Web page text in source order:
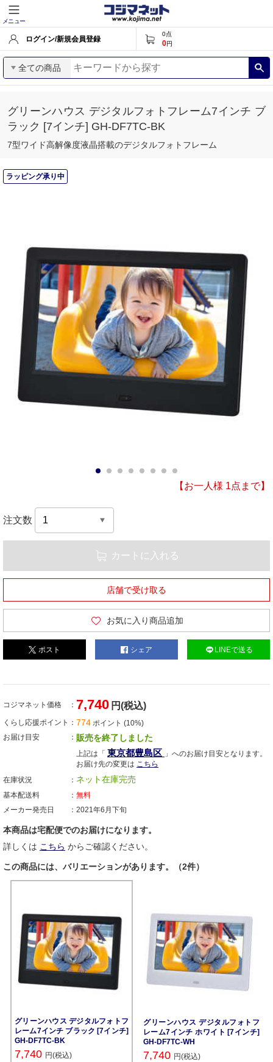
メニュー
ログイン/新規会員登録
0点
0円
全ての商品
グリーンハウス デジタルフォトフレーム7インチ ブ
ラック [7インチ] GH-DF7TC-BK
7型ワイド高解像度液晶搭載のデジタルフォトフレーム
ラッピング承り中
【お一人様 1点まで】
注文数
カートに入れる
店舗で受け取る
お気に入り商品追加
ポスト シェア LINEで送る
コジマネット価格 7,740 円(税込)
くらし応援ポイント 774 ポイント (10%)
お届け目安
販売を終了しました
上記は「 東京都豊島区 」へのお届け目安となります。
お届け先の変更は こちら
在庫状況
ネット在庫完売
基本配送料
無料
メーカー発売日
2021年6月下旬
本商品は宅配便でのお届けになります。
詳しくは こちら からご確認ください。
この商品には、バリエーションがあります。（2件）
グリーンハウス デジタルフォトフ
レーム7インチ ブラック [7インチ]
GH-DF7TC-BK
7,740 円(税込)
グリーンハウス デジタルフォトフ
レーム7インチ ホワイト [7インチ]
GH-DF7TC-WH
7,740 円(税込)